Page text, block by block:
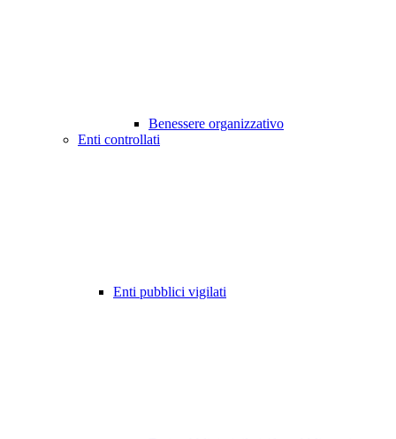
Benessere organizzativo
Enti controllati
Enti pubblici vigilati